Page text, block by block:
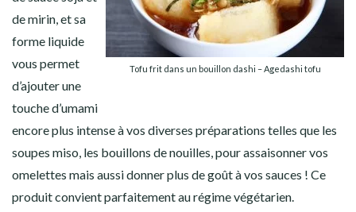
Tofu frit dans un bouillon dashi – Agedashi tofu
de mirin, et sa
forme liquide
vous permet
d’ajouter une
touche d’umami
encore plus intense à vos diverses préparations telles que les
soupes miso, les bouillons de nouilles, pour assaisonner vos
omelettes mais aussi donner plus de goût à vos sauces ! Ce
produit convient parfaitement au régime végétarien.